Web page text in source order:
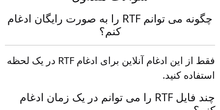
چگونه می توانم RTF را به صورت رایگان ادغام
کنم؟
فقط از این ادغام آنلاین برای ادغام RTF در یک لحظه
استفاده کنید.
چند فایل RTF را می توانم در یک زمان ادغام